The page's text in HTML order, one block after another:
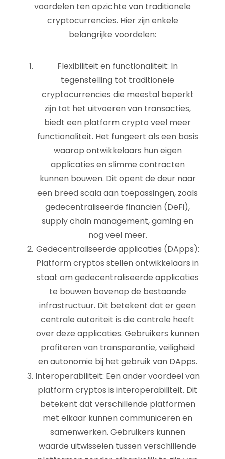
voordelen ten opzichte van traditionele
cryptocurrencies. Hier zijn enkele
belangrijke voordelen:
Flexibiliteit en functionaliteit: In
tegenstelling tot traditionele
cryptocurrencies die meestal beperkt
zijn tot het uitvoeren van transacties,
biedt een platform crypto veel meer
functionaliteit. Het fungeert als een basis
waarop ontwikkelaars hun eigen
applicaties en slimme contracten
kunnen bouwen. Dit opent de deur naar
een breed scala aan toepassingen, zoals
gedecentraliseerde financiën (DeFi),
supply chain management, gaming en
nog veel meer.
Gedecentraliseerde applicaties (DApps):
Platform cryptos stellen ontwikkelaars in
staat om gedecentraliseerde applicaties
te bouwen bovenop de bestaande
infrastructuur. Dit betekent dat er geen
centrale autoriteit is die controle heeft
over deze applicaties. Gebruikers kunnen
profiteren van transparantie, veiligheid
en autonomie bij het gebruik van DApps.
Interoperabiliteit: Een ander voordeel van
platform cryptos is interoperabiliteit. Dit
betekent dat verschillende platformen
met elkaar kunnen communiceren en
samenwerken. Gebruikers kunnen
waarde uitwisselen tussen verschillende